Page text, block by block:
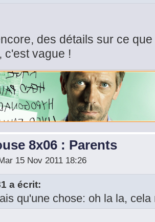
des détails sur ce
c'est vague !
8x06 : Parents
15 Nov 2011 18:26
a écrit:
qu'une chose: oh la la,